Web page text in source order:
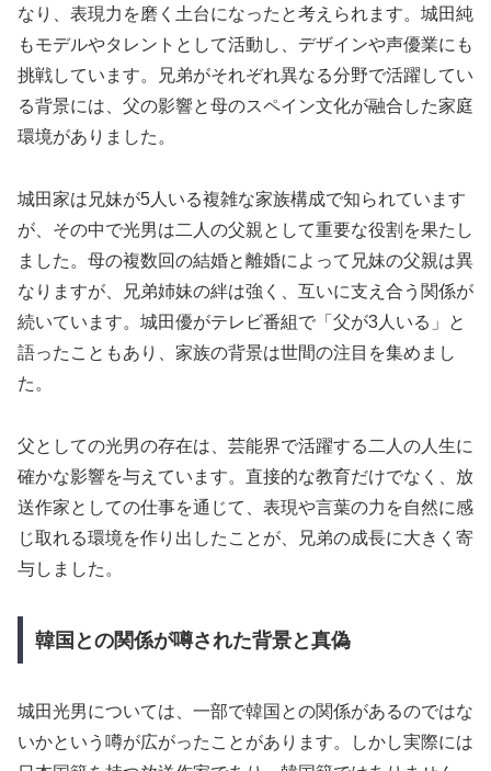
なり、表現力を磨く土台になったと考えられます。城田純
もモデルやタレントとして活動し、デザインや声優業にも
挑戦しています。兄弟がそれぞれ異なる分野で活躍してい
る背景には、父の影響と母のスペイン文化が融合した家庭
環境がありました。
城田家は兄妹が5人いる複雑な家族構成で知られています
が、その中で光男は二人の父親として重要な役割を果たし
ました。母の複数回の結婚と離婚によって兄妹の父親は異
なりますが、兄弟姉妹の絆は強く、互いに支え合う関係が
続いています。城田優がテレビ番組で「父が3人いる」と
語ったこともあり、家族の背景は世間の注目を集めまし
た。
父としての光男の存在は、芸能界で活躍する二人の人生に
確かな影響を与えています。直接的な教育だけでなく、放
送作家としての仕事を通じて、表現や言葉の力を自然に感
じ取れる環境を作り出したことが、兄弟の成長に大きく寄
与しました。
韓国との関係が噂された背景と真偽
城田光男については、一部で韓国との関係があるのではな
いかという噂が広がったことがあります。しかし実際には